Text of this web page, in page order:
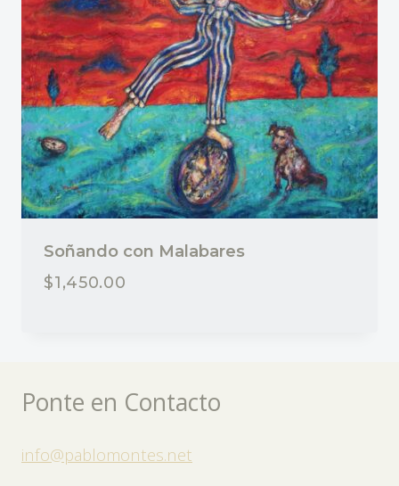
Soñando con Malabares
$1,450.00
Ponte en Contacto
info@pablomontes.net